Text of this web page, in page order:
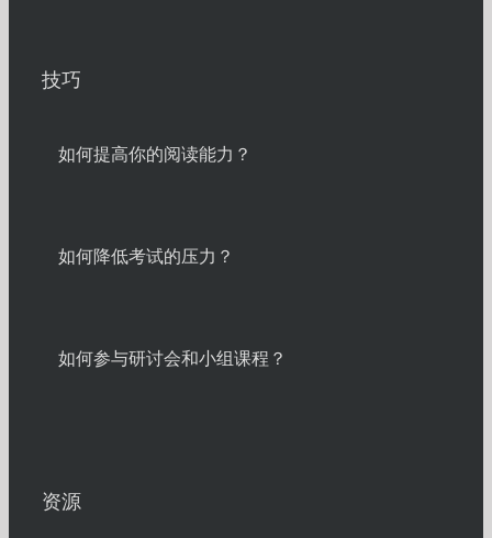
技巧
如何提高你的阅读能力？
如何降低考试的压力？
如何参与研讨会和小组课程？
资源